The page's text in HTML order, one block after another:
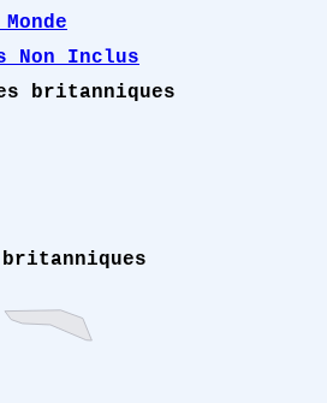
Non Inclus
britanniques